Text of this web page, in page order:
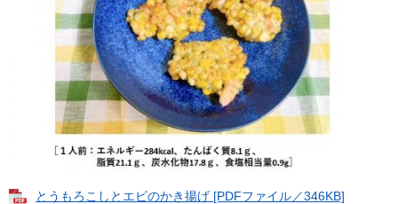
とうもろこしとエビのかき揚げ [PDFファイル／346KB]